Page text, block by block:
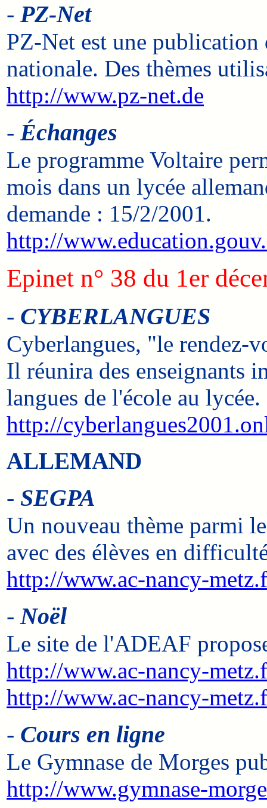
- PZ-Net
PZ-Net est une
nationale. Des thèmes
http://www.pz-net.de
- Échanges
Le programme Voltaire
mois dans un lycée
demande : 15/2/2001.
http://
Epinet n° 38 du 1er
- CYBERLANGUES
Cyberlangues, "le rendez-
Il réunira des enseignants
langues de l'école au lycée.
http://
ALLEMAND
- SEGPA
Un nouveau thème parmi
avec des élèves en
http://www.ac-nancy-
- Noël
Le site de l'ADEAF
http://www.ac-nancy-
http://www.ac-nancy-
- Cours en ligne
Le Gymnase de Morges
http://www.gymnase-